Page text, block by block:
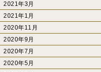
2021年3月
2021年1月
2020年11月
2020年9月
2020年7月
2020年5月